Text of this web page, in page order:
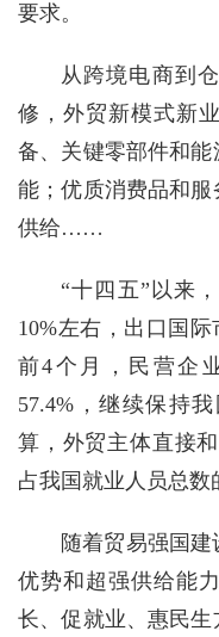
要求。
从跨境电商到
修，外贸新模式新
备、关键零部件和
能；优质消费品和
供给……
“十四五”以来
10%左右，出口国
前4个月，民营企
57.4%，继续保持
算，外贸主体直接
占我国就业人员总数
随着贸易强国
优势和超强供给能
长、促就业、惠民